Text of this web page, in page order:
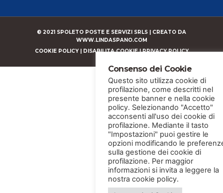
© 2021 SPOLETO POSTE E SERVIZI SRLS | CREATO DA
WWW.LINDASPANO.COM
COOKIE POLICY| DISABILITA COOKIE|PRIVACY POLICY
Consenso dei Cookie
Questo sito utilizza cookie di
profilazione, come descritti nel
presente banner e nella cookie
policy. Selezionando "Accetto"
acconsenti all'uso dei cookie di
profilazione. Mediante il tasto
"Impostazioni" puoi gestire le
opzioni modificando le
sulla gestione dei cookie di
profilazione. Per maggior
informazioni si invita a leggere la
nostra cookie policy.